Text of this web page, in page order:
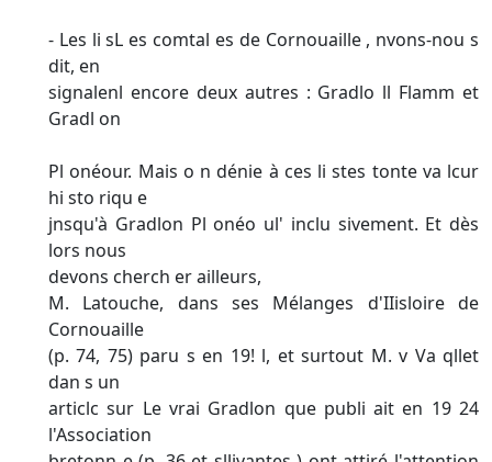
- Les li sL es comtal es de Cornouaille , nvons-nou s
dit, en
signalenl encore deux autres : Gradlo ll Flamm et
Gradl on
Pl onéour. Mais o n dénie à ces li stes tonte va lcur
hi sto riqu e
jnsqu'à Gradlon Pl onéo ul' inclu sivement. Et dès
lors nous
devons cherch er ailleurs,
M. Latouche, dans ses Mélanges d'IIisloire de
Cornouaille
(p. 74, 75) paru s en 19! l, et surtout M. v Va qllet
dan s un
articlc sur Le vrai Gradlon que publi ait en 19 24
l'Association